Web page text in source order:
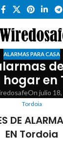
ALARMAS PARA CASA
en
On julio 18,
Tordoia
DE
EN Tordoia